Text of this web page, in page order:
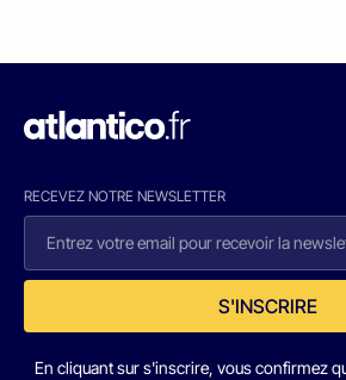
RECEVEZ NOTRE NEWSLETTER
S'INSCRIRE
En cliquant sur s'inscrire, vous confirmez